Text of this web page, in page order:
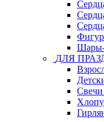
ДЛЯ
Свечи